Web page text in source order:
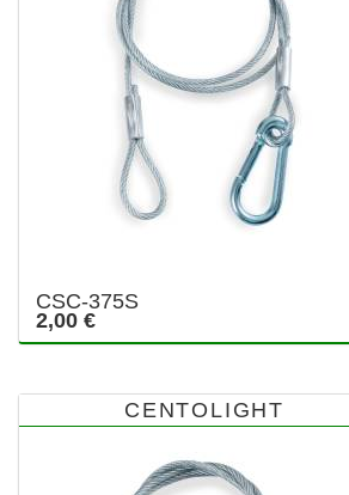
CSC-375S
2,00 €
CENTOLIGHT